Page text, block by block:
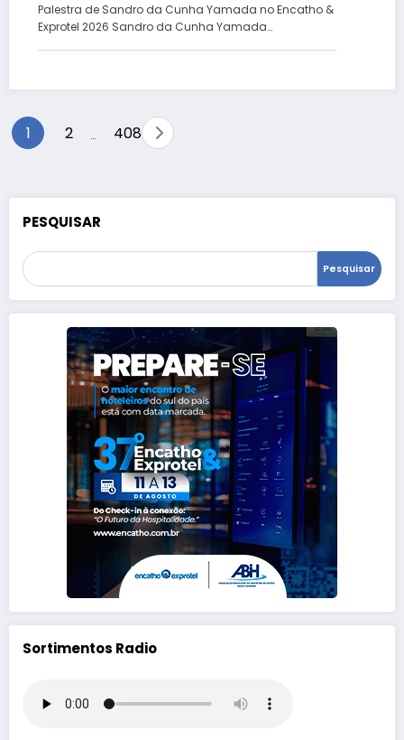
Palestra de Sandro da Cunha Yamada no Encatho &
Exprotel 2026 Sandro da Cunha Yamada…
Paginação
1 2 408
PESQUISAR
Pesquisar
Sortimentos Radio